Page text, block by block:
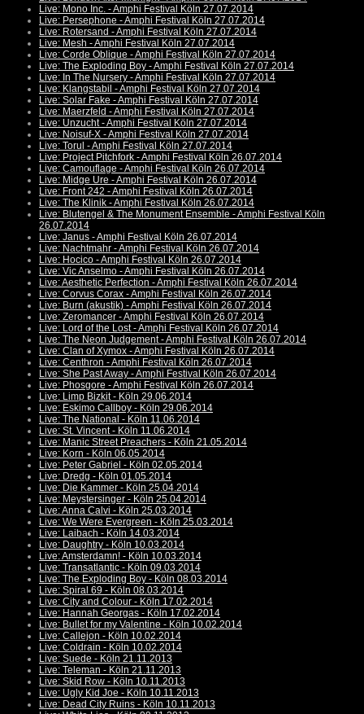
Live: Mono Inc. - Amphi Festival Köln 27.07.2014
Live: Persephone - Amphi Festival Köln 27.07.2014
Live: Rotersand - Amphi Festival Köln 27.07.2014
Live: Mesh - Amphi Festival Köln 27.07.2014
Live: Corde Oblique - Amphi Festival Köln 27.07.2014
Live: The Exploding Boy - Amphi Festival Köln 27.07.2014
Live: In The Nursery - Amphi Festival Köln 27.07.2014
Live: Klangstabil - Amphi Festival Köln 27.07.2014
Live: Solar Fake - Amphi Festival Köln 27.07.2014
Live: Maerzfeld - Amphi Festival Köln 27.07.2014
Live: Unzucht - Amphi Festival Köln 27.07.2014
Live: Noisuf-X - Amphi Festival Köln 27.07.2014
Live: Torul - Amphi Festival Köln 27.07.2014
Live: Project Pitchfork - Amphi Festival Köln 26.07.2014
Live: Camouflage - Amphi Festival Köln 26.07.2014
Live: Midge Ure - Amphi Festival Köln 26.07.2014
Live: Front 242 - Amphi Festival Köln 26.07.2014
Live: The Klinik - Amphi Festival Köln 26.07.2014
Live: Blutengel & The Monument Ensemble - Amphi Festival Köln
26.07.2014
Live: Janus - Amphi Festival Köln 26.07.2014
Live: Nachtmahr - Amphi Festival Köln 26.07.2014
Live: Hocico - Amphi Festival Köln 26.07.2014
Live: Vic Anselmo - Amphi Festival Köln 26.07.2014
Live: Aesthetic Perfection - Amphi Festival Köln 26.07.2014
Live: Corvus Corax - Amphi Festival Köln 26.07.2014
Live: Burn (akustik) - Amphi Festival Köln 26.07.2014
Live: Zeromancer - Amphi Festival Köln 26.07.2014
Live: Lord of the Lost - Amphi Festival Köln 26.07.2014
Live: The Neon Judgement - Amphi Festival Köln 26.07.2014
Live: Clan of Xymox - Amphi Festival Köln 26.07.2014
Live: Centhron - Amphi Festival Köln 26.07.2014
Live: She Past Away - Amphi Festival Köln 26.07.2014
Live: Phosgore - Amphi Festival Köln 26.07.2014
Live: Limp Bizkit - Köln 29.06.2014
Live: Eskimo Callboy - Köln 29.06.2014
Live: The National - Köln 11.06.2014
Live: St. Vincent - Köln 11.06.2014
Live: Manic Street Preachers - Köln 21.05.2014
Live: Korn - Köln 06.05.2014
Live: Peter Gabriel - Köln 02.05.2014
Live: Dredg - Köln 01.05.2014
Live: Die Kammer - Köln 25.04.2014
Live: Meystersinger - Köln 25.04.2014
Live: Anna Calvi - Köln 25.03.2014
Live: We Were Evergreen - Köln 25.03.2014
Live: Laibach - Köln 14.03.2014
Live: Daughtry - Köln 10.03.2014
Live: Amsterdamn! - Köln 10.03.2014
Live: Transatlantic - Köln 09.03.2014
Live: The Exploding Boy - Köln 08.03.2014
Live: Spiral 69 - Köln 08.03.2014
Live: City and Colour - Köln 17.02.2014
Live: Hannah Georgas - Köln 17.02.2014
Live: Bullet for my Valentine - Köln 10.02.2014
Live: Callejon - Köln 10.02.2014
Live: Coldrain - Köln 10.02.2014
Live: Suede - Köln 21.11.2013
Live: Teleman - Köln 21.11.2013
Live: Skid Row - Köln 10.11.2013
Live: Ugly Kid Joe - Köln 10.11.2013
Live: Dead City Ruins - Köln 10.11.2013